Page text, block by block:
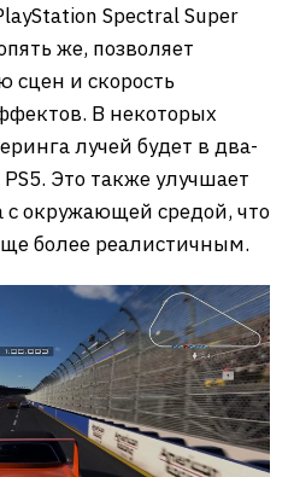
Spectral Super
же, позволяет
сцен и скорость
В некоторых
лучей будет в два-
Это также улучшает
с окружающей средой, что
более реалистичным.